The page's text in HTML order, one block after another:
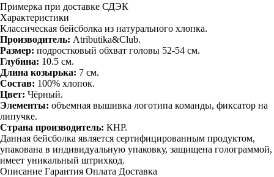
Примерка при доставке СДЭК
Характеристики
Классическая бейсболка из натурального хлопка.
Производитель: Atributika&Club.
Размер: подростковый обхват головы 52-54 см.
Глубина: 10.5 см.
Длина козырька: 7 см.
Состав: 100% хлопок.
Цвет: Чёрный.
Элементы: объемная вышивка логотипа команды, фиксатор на
липучке.
Страна производитель: КНР.
Данная бейсболка является сертифицированным продуктом,
упакована в индивидуальную упаковку, защищена голограммой,
имеет уникальный штрихкод.
Описание Гарантия Оплата Доставка